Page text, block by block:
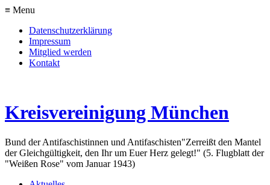
≡ Menu
Datenschutzerklärung
Impressum
Mitglied werden
Kontakt
Kreisvereinigung München
Bund der Antifaschistinnen und Antifaschisten"Zerreißt den Mantel
der Gleichgültigkeit, den Ihr um Euer Herz gelegt!" (5. Flugblatt der
"Weißen Rose" vom Januar 1943)